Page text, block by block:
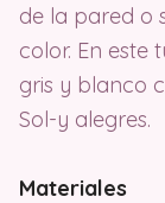
de la pared o
color. En este
gris y blanco
Sol-y alegres.
Materiales